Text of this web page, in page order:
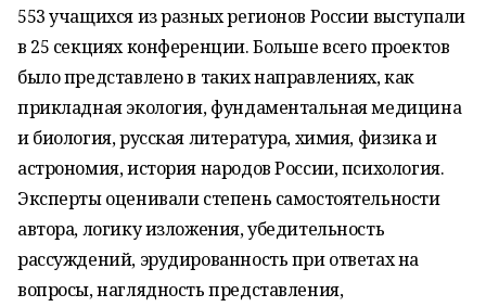
553 учащихся из разных регионов России выступали
в 25 секциях конференции. Больше всего проектов
было представлено в таких направлениях, как
прикладная экология, фундаментальная медицина
и биология, русская литература, химия, физика и
астрономия, история народов России, психология.
Эксперты оценивали степень самостоятельности
автора, логику изложения, убедительность
рассуждений, эрудированность при ответах на
вопросы, наглядность представления,